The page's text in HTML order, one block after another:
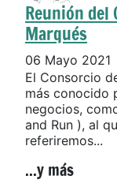
Reunión del
Marqués
06 Mayo 2021
El Consorcio
más conocido
negocios,
and Run ), al
referiremos...
...y más